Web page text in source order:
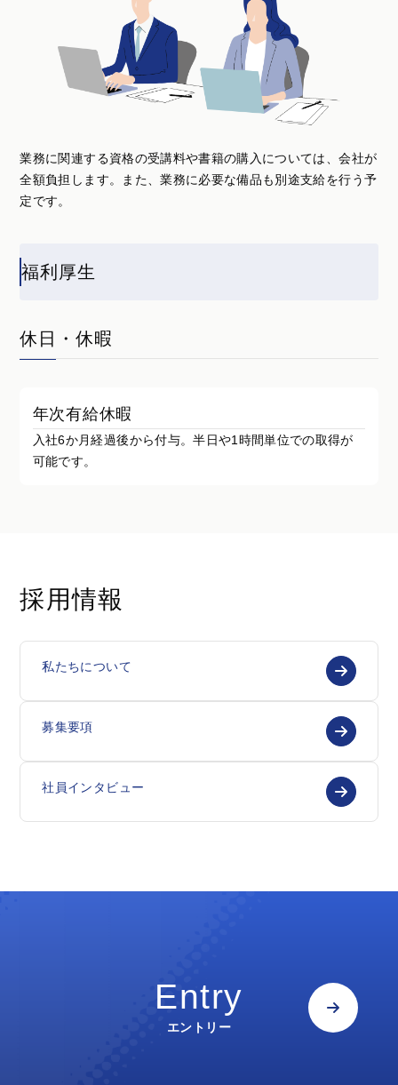
業務に関連する資格の受講料や書籍の購入については、会社が
全額負担します。また、業務に必要な備品も別途支給を行う予
定です。
福利厚生
休日・休暇
年次有給休暇
入社6か月経過後から付与。半日や1時間単位での取得が
可能です。
採用情報
私たちについて
募集要項
社員インタビュー
Entry
エントリー